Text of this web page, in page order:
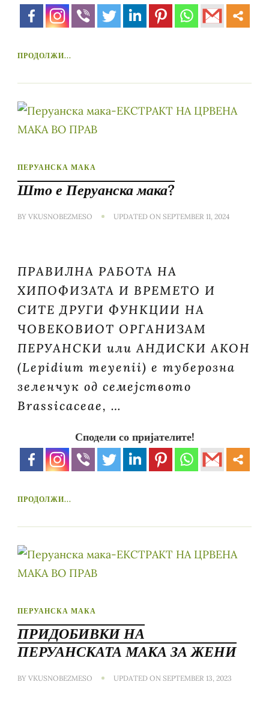
ПРОДОЛЖИ...
ПЕРУАНСКА МАКА
Што е Перуанска мака?
BY VKUSNOBEZMESO UPDATED ON SEPTEMBER 11, 2024
ПРАВИЛНА РАБОТА НА
ХИПОФИЗАТА И ВРЕМЕТО И
СИТЕ ДРУГИ ФУНКЦИИ НА
ЧОВЕКОВИОТ ОРГАНИЗАМ
ПЕРУАНСКИ или АНДИСКИ АКОН
(Lepidium meyenii) е туберозна
зеленчук од семејството
Brassicaceae, …
Сподели со пријателите!
ПРОДОЛЖИ...
ПЕРУАНСКА МАКА
ПРИДОБИВКИ НА
ПЕРУАНСКАТА МАКА ЗА ЖЕНИ
BY VKUSNOBEZMESO UPDATED ON SEPTEMBER 13, 2023